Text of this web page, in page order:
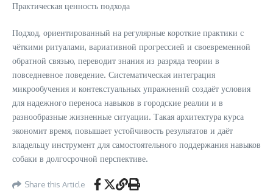
Практическая ценность подхода
Подход, ориентированный на регулярные короткие практики с
чёткими ритуалами, вариативной прогрессией и своевременной
обратной связью, переводит знания из разряда теории в
повседневное поведение. Систематическая интеграция
микрообучения и контекстуальных упражнений создаёт условия
для надежного переноса навыков в городские реалии и в
разнообразные жизненные ситуации. Такая архитектура курса
экономит время, повышает устойчивость результатов и даёт
владельцу инструмент для самостоятельного поддержания навыков
собаки в долгосрочной перспективе.
Share this Article